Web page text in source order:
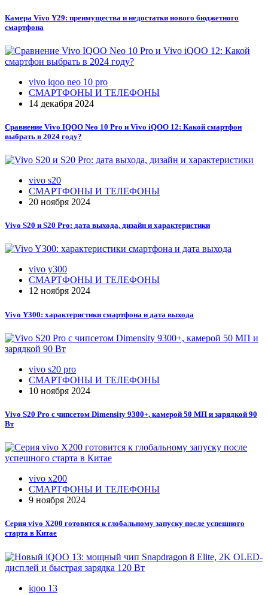
Камера Vivo Y29: преимущества и недостатки нового бюджетного
смартфона
vivo iqoo neo 10 pro
СМАРТФОНЫ И ТЕЛЕФОНЫ
14 декабря 2024
Сравнение Vivo IQOO Neo 10 Pro и Vivo iQOO 12: Какой смартфон
выбрать в 2024 году?
vivo s20
СМАРТФОНЫ И ТЕЛЕФОНЫ
20 ноября 2024
Vivo S20 и S20 Pro: дата выхода, дизайн и характеристики
vivo y300
СМАРТФОНЫ И ТЕЛЕФОНЫ
12 ноября 2024
Vivo Y300: характеристики смартфона и дата выхода
vivo s20 pro
СМАРТФОНЫ И ТЕЛЕФОНЫ
10 ноября 2024
Vivo S20 Pro с чипсетом Dimensity 9300+, камерой 50 МП и зарядкой 90
Вт
vivo x200
СМАРТФОНЫ И ТЕЛЕФОНЫ
9 ноября 2024
Серия vivo X200 готовится к глобальному запуску после успешного
старта в Китае
iqoo 13